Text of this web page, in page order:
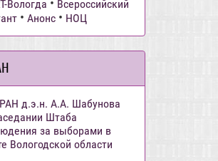
Вологда • Всероссийский
• Анонс • НОЦ
д.э.н. А.А. Шабунова
Штаба
за выборами в
Вологодской области